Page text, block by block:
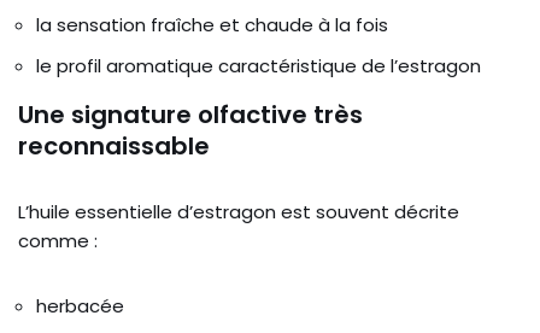
la sensation fraîche et chaude à la fois
le profil aromatique caractéristique de l’estragon
Une signature olfactive très
reconnaissable
L’huile essentielle d’estragon est souvent décrite
comme :
herbacée